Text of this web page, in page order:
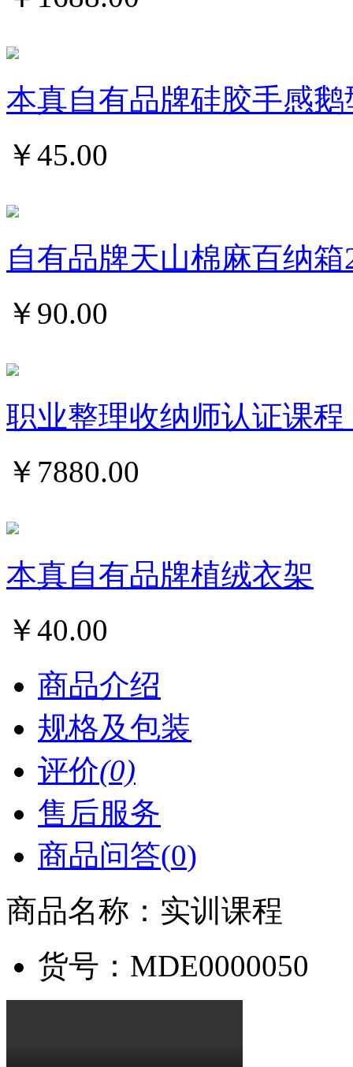
本真自有品牌硅胶手感鹅
￥45.00
自有品牌天山棉麻百纳箱
￥ 90.00
职业整理收纳师认证课
￥ 7880.00
本真自有品牌植绒衣架
￥40.00
商品介绍
规格及包装
评价(0)
售后服务
商品问答(0)
商品名称： 实训课程
货号： MDE0000050